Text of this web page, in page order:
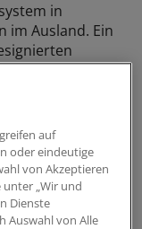
in
im Ausland. Ein
lautet: Bitte
führt wieder
auf
oder eindeutige
von Akzeptieren
„Wir und
Dienste
Auswahl von Alle